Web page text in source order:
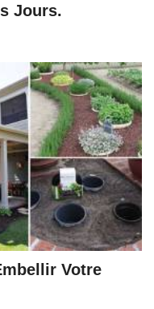
Jours.
Votre